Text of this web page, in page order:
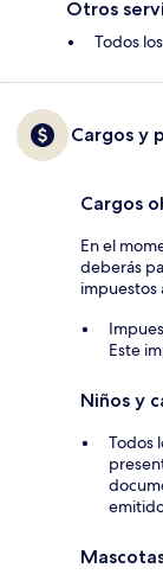
Otros
Todos
Cargos y
Cargos
En el
deberás
impuestos
Este
Niños y
Todos